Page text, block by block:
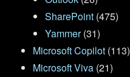
SharePoint (475)
Yammer(31)
Microsoft Copilot (113)
Microsoft Viva (21)